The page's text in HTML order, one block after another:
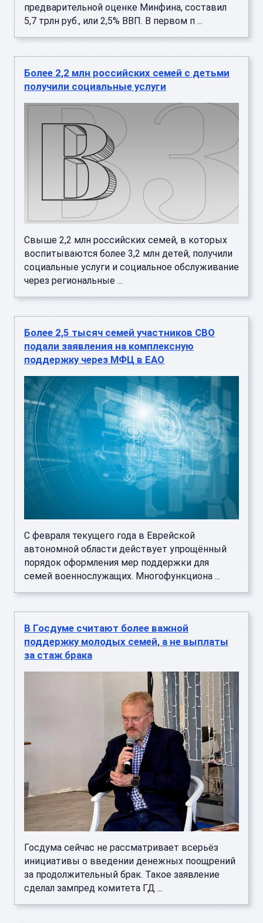
предварительной оценке Минфина, составил
5,7 трлн руб., или 2,5% ВВП. В первом п ...
Более 2,2 млн российских семей с детьми
получили социальные услуги
Свыше 2,2 млн российских семей, в которых
воспитываются более 3,2 млн детей, получили
социальные услуги и социальное обслуживание
через региональные ...
Более 2,5 тысяч семей участников СВО
подали заявления на комплексную
поддержку через МФЦ в ЕАО
С февраля текущего года в Еврейской
автономной области действует упрощённый
порядок оформления мер поддержки для
семей военнослужащих. Многофункциона ...
В Госдуме считают более важной
поддержку молодых семей, а не выплаты
за стаж брака
Госдума сейчас не рассматривает всерьёз
инициативы о введении денежных поощрений
за продолжительный брак. Такое заявление
сделал зампред комитета ГД ...